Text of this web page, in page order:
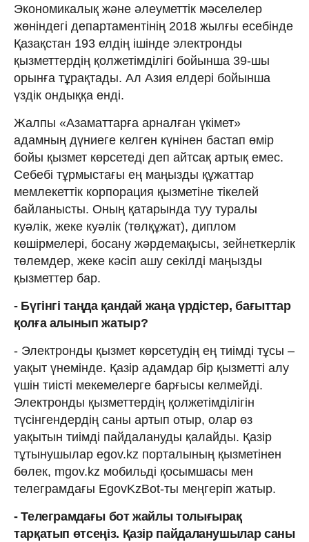
Экономикалық және әлеуметтік мәселелер
жөніндегі департаментінің 2018 жылғы есебінде
Қазақстан 193 елдің ішінде электронды
қызметтердің қолжетімділігі бойынша 39-шы
орынға тұрақтады. Ал Азия елдері бойынша
үздік ондыққа енді.
Жалпы «Азаматтарға арналған үкімет»
адамның дүниеге келген күнінен бастап өмір
бойы қызмет көрсетеді деп айтсақ артық емес.
Себебі тұрмыстағы ең маңызды құжаттар
мемлекеттік корпорация қызметіне тікелей
байланысты. Оның қатарында туу туралы
куәлік, жеке куәлік (төлқұжат), диплом
көшірмелері, босану жәрдемақысы, зейнеткерлік
төлемдер, жеке кәсіп ашу секілді маңызды
қызметтер бар.
- Бүгінгі таңда қандай жаңа үрдістер, бағыттар
қолға алынып жатыр?
- Электронды қызмет көрсетудің ең тиімді тұсы –
уақыт үнемінде. Қазір адамдар бір қызметті алу
үшін тиісті мекемелерге барғысы келмейді.
Электронды қызметтердің қолжетімділігін
түсінгендердің саны артып отыр, олар өз
уақытын тиімді пайдалануды қалайды. Қазір
тұтынушылар egov.kz порталының қызметінен
бөлек, mgov.kz мобильді қосымшасы мен
телеграмдағы EgovKzBot-ты меңгеріп жатыр.
- Телеграмдағы бот жайлы толығырақ
тарқатып өтсеңіз. Қазір пайдаланушылар саны